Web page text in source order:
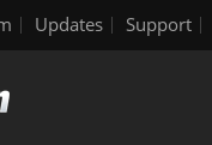
Updates Support